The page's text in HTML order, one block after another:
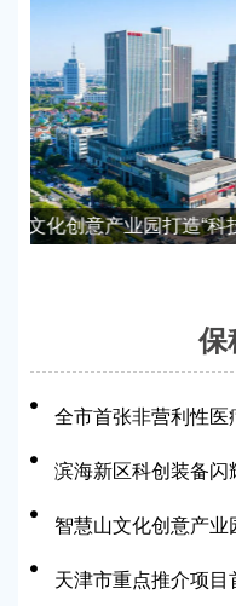
保
全市首张非营利性医
营备案落地天津自贸
滨海新区科创装备闪
智慧山文化创意产业
+生活”活力样本
天津市重点推介项目